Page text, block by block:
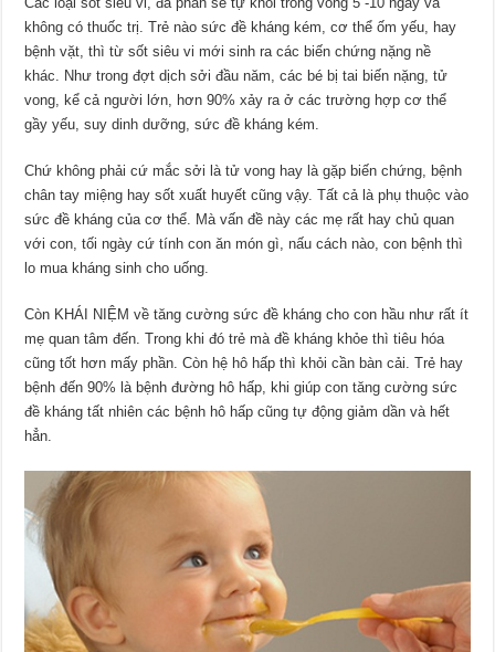
không có thuốc trị. Trẻ nào sức đề kháng kém, cơ thể ốm yếu, hay
bệnh vặt, thì từ sốt siêu vi mới sinh ra các biến chứng nặng nề
khác. Như trong đợt dịch sởi đầu năm, các bé bị tai biến nặng, tử
vong, kể cả người lớn, hơn 90% xảy ra ở các trường hợp cơ thể
gầy yếu, suy dinh dưỡng, sức đề kháng kém.
Chứ không phải cứ mắc sởi là tử vong hay là gặp biến chứng, bệnh
chân tay miệng hay sốt xuất huyết cũng vậy. Tất cả là phụ thuộc vào
sức đề kháng của cơ thể. Mà vấn đề này các mẹ rất hay chủ quan
với con, tối ngày cứ tính con ăn món gì, nấu cách nào, con bệnh thì
lo mua kháng sinh cho uống.
Còn KHÁI NIỆM về tăng cường sức đề kháng cho con hầu như rất ít
mẹ quan tâm đến. Trong khi đó trẻ mà đề kháng khỏe thì tiêu hóa
cũng tốt hơn mấy phần. Còn hệ hô hấp thì khỏi cần bàn cải. Trẻ hay
bệnh đến 90% là bệnh đường hô hấp, khi giúp con tăng cường sức
đề kháng tất nhiên các bệnh hô hấp cũng tự động giảm dần và hết
hẳn.